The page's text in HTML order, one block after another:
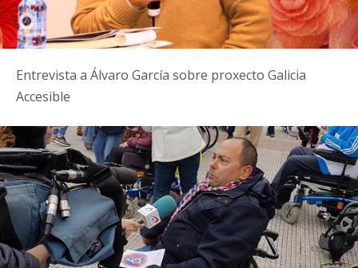
Entrevista a Álvaro García sobre proxecto Galicia
Accesible